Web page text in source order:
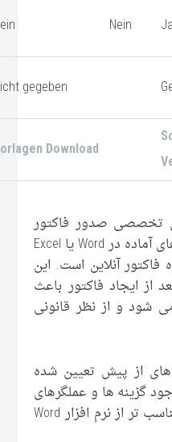
Ja
Nein
gegeben
Download
تخصصی صدور فاکتور
بسیار بهتر از استفاده از الگوهای آماده در Word یا Excel
فاکتور آنلاین است. این
از ایجاد فاکتور باعث
شود و از نظر قانونی
های از پیش تعیین شده
گزینه ها و عملگرهای
محاسباتی، نرم افزار Excel مناسب تر از نرم افزار Word